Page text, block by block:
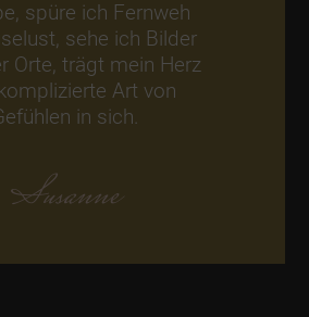
spüre ich Fernweh
sehe ich Bilder
Orte, trägt mein Herz
Art von
in sich.
Susanne